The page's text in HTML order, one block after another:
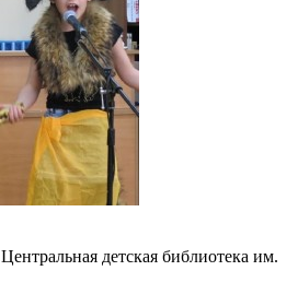
Центральная детская библиотека им.